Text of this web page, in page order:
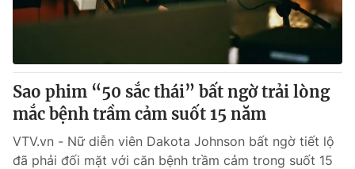
Thị trường
Lịch phát sóng
Chuyên mục khác
Emagazine Podcast
Photo Infographic
Sao phim “50 sắc thái” bất ngờ trải lòng
mắc bệnh trầm cảm suốt 15 năm
VTV.vn - Nữ diễn viên Dakota Johnson bất ngờ tiết lộ
đã phải đối mặt với căn bệnh trầm cảm trong suốt 15